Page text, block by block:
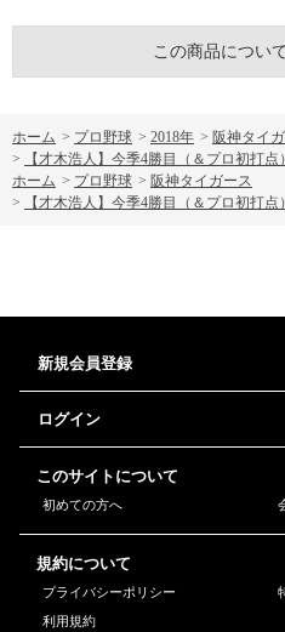
この商品につい
ホーム > プロ野球 > 2018年 > 阪神タイ
>
【才木浩人】今季4勝目（＆プロ初打点
ホーム > プロ野球 > 阪神タイガース
>
【才木浩人】今季4勝目（＆プロ初打点
新規会員登録
ログイン
このサイトについて
初めての方へ
規約について
プライバシーポリシー
利用規約